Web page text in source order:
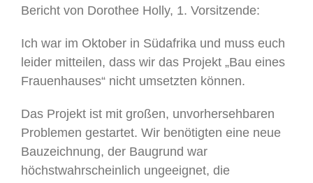
Bericht von Dorothee Holly, 1. Vorsitzende:
Ich war im Oktober in Südafrika und muss euch
leider mitteilen, dass wir das Projekt „Bau eines
Frauenhauses“ nicht umsetzten können.
Das Projekt ist mit großen, unvorhersehbaren
Problemen gestartet. Wir benötigten eine neue
Bauzeichnung, der Baugrund war
höchstwahrscheinlich ungeeignet, die